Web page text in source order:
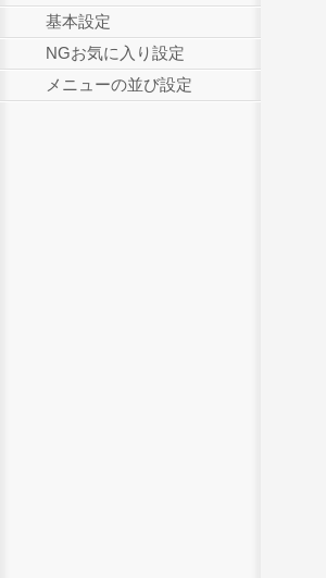
基本設定
NGお気に入り設定
メニューの並び設定